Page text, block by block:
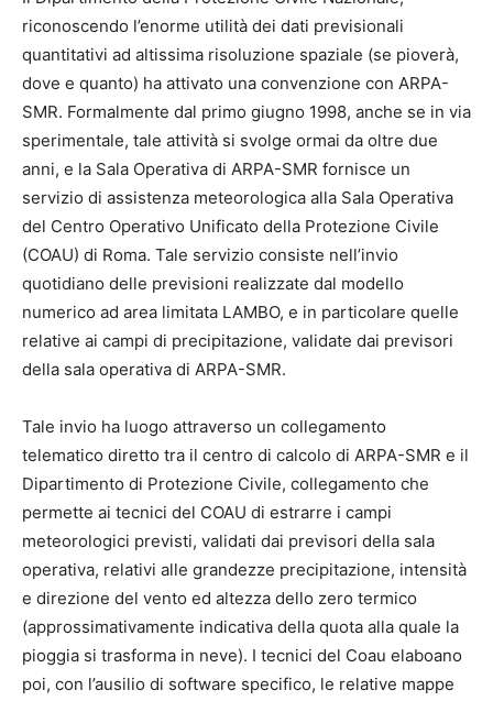
riconoscendo l’enorme utilità dei dati previsionali
quantitativi ad altissima risoluzione spaziale (se pioverà,
dove e quanto) ha attivato una convenzione con ARPA-
SMR. Formalmente dal primo giugno 1998, anche se in via
sperimentale, tale attività si svolge ormai da oltre due
anni, e la Sala Operativa di ARPA-SMR fornisce un
servizio di assistenza meteorologica alla Sala Operativa
del Centro Operativo Unificato della Protezione Civile
(COAU) di Roma. Tale servizio consiste nell’invio
quotidiano delle previsioni realizzate dal modello
numerico ad area limitata LAMBO, e in particolare quelle
relative ai campi di precipitazione, validate dai previsori
della sala operativa di ARPA-SMR.
Tale invio ha luogo attraverso un collegamento
telematico diretto tra il centro di calcolo di ARPA-SMR e il
Dipartimento di Protezione Civile, collegamento che
permette ai tecnici del COAU di estrarre i campi
meteorologici previsti, validati dai previsori della sala
operativa, relativi alle grandezze precipitazione, intensità
e direzione del vento ed altezza dello zero termico
(approssimativamente indicativa della quota alla quale la
pioggia si trasforma in neve). I tecnici del Coau elaboano
poi, con l’ausilio di software specifico, le relative mappe